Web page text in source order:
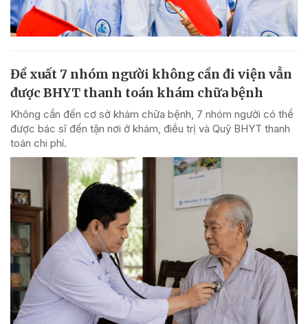
Đề xuất 7 nhóm người không cần đi viện vẫn
được BHYT thanh toán khám chữa bệnh
Không cần đến cơ sở khám chữa bệnh, 7 nhóm người có thể
được bác sĩ đến tận nơi ở khám, điều trị và Quỹ BHYT thanh
toán chi phí.